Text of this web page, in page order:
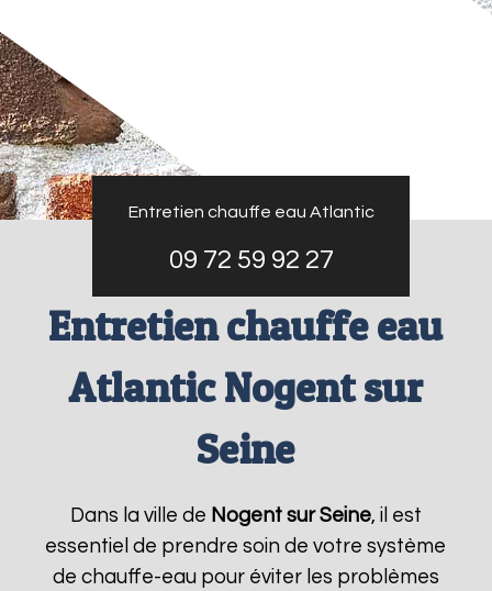
Entretien chauffe eau Atlantic
09 72 59 92 27
Entretien chauffe eau
Atlantic Nogent sur
Seine
Dans la ville de Nogent sur Seine, il est
essentiel de prendre soin de votre système
de chauffe-eau pour éviter les problèmes